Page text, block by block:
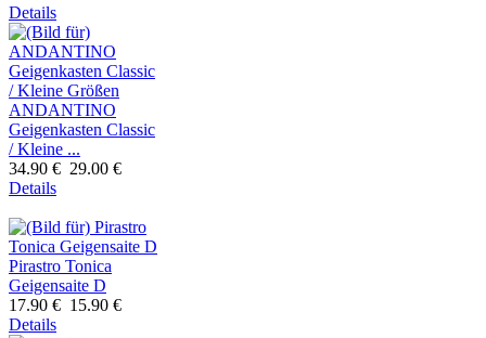
Details
ANDANTINO
Geigenkasten Classic
/ Kleine ...
34.90 € 29.00 €
Details
Pirastro Tonica
Geigensaite D
17.90 € 15.90 €
Details